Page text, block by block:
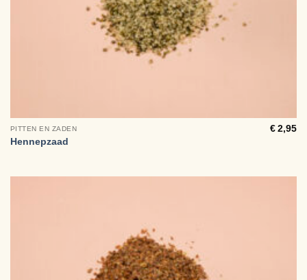
PITTEN EN ZADEN
Hennepzaad
€ 2,95